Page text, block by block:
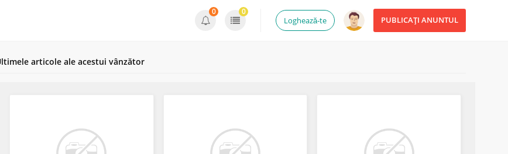
PUBLICAȚI ANUNTUL
Loghează-te
0 0
articole ale acestui vânzător